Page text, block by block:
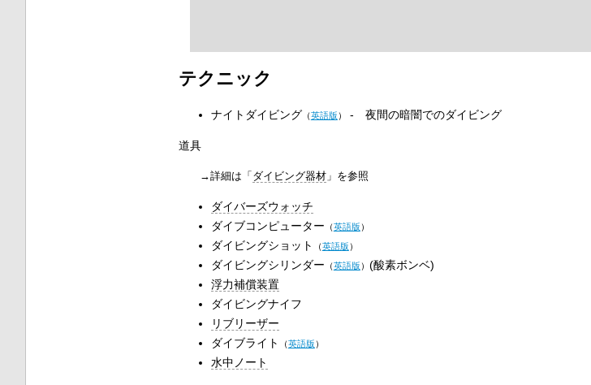
テクニック
ナイトダイビング （英語版） - 夜間の暗闇でのダイビング
道具
→詳細は「 ダイビング器材」を参照
ダイバーズウォッチ
ダイブコンピューター （英語版）
ダイビングショット （英語版）
ダイビングシリンダー （英語版） (酸素ボンベ)
浮力補償装置
ダイビングナイフ
リブリーザー
ダイブライト
（英語版）
水中ノート